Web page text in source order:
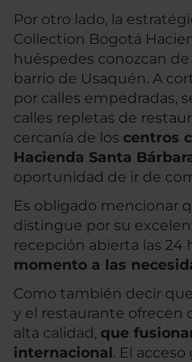
Por otro lado, la
Collection Bogotá
huéspedes conozcan
barrio de Usaquén. A
por calles empedradas,
calles repletas de
cercanía de los centros
Hacienda Santa
oportunidad de ir de
Es obligado mencionar
distingue por su
recepción abierta las 24
momento a las
Como también decir
y el restaurante ofrecen
alta calidad, que
internacional. El